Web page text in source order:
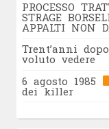
PROCESSO
STRAGE
APPALTI NON
Trent’anni
voluto vedere
6 agosto 1985
dei killer